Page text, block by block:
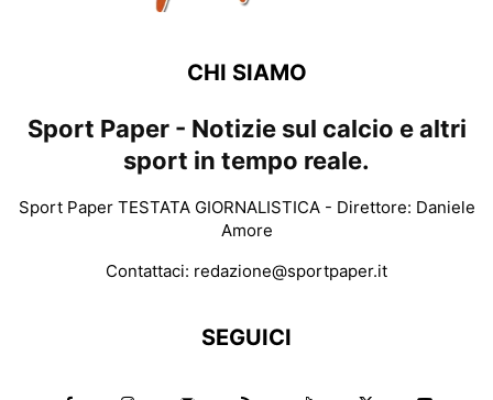
CHI SIAMO
Sport Paper - Notizie sul calcio e altri
sport in tempo reale.
Sport Paper TESTATA GIORNALISTICA - Direttore: Daniele
Amore
Contattaci: redazione@sportpaper.it
SEGUICI